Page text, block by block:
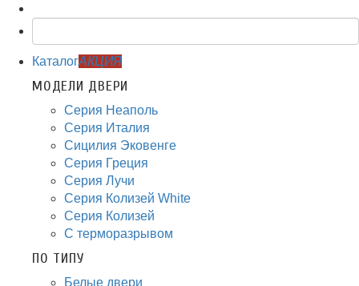
КаталогАКЦИЯ
МОДЕЛИ ДВЕРИ
Серия Неаполь
Серия Италия
Сицилия Эковенге
Серия Греция
Серия Лучи
Серия Колизей White
Серия Колизей
С терморазрывом
ПО ТИПУ
Белые двери